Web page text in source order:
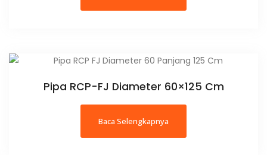
Pipa RCP-FJ Diameter 60×125 Cm
Baca Selengkapnya